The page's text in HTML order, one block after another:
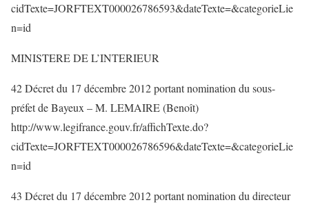
cidTexte=JORFTEXT000026786593&dateTexte=&categorieLie
n=id
MINISTERE DE L’INTERIEUR
42 Décret du 17 décembre 2012 portant nomination du sous-
préfet de Bayeux – M. LEMAIRE (Benoît)
http://www.legifrance.gouv.fr/affichTexte.do?
cidTexte=JORFTEXT000026786596&dateTexte=&categorieLie
n=id
43 Décret du 17 décembre 2012 portant nomination du directeur